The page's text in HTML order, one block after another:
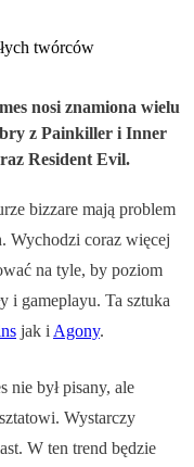
nosi znamiona wielu
z Painkiller i Inner
Resident Evil.
bizzare mają problem
Wychodzi coraz więcej
na tyle, by poziom
i gameplayu. Ta sztuka
jak i Agony.
nie był pisany, ale
Wystarczy
W ten trend będzie